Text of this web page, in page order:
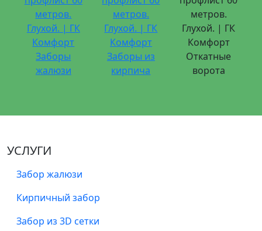
Заборы
жалюзи
Заборы из
кирпича
Откатные
ворота
УСЛУГИ
Забор жалюзи
Кирпичный забор
Забор из 3D сетки